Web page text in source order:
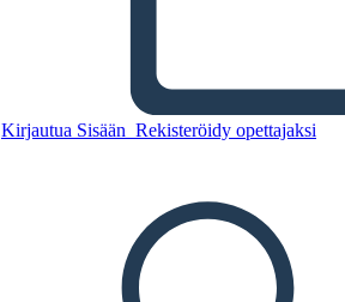
Kirjautua Sisään Rekisteröidy opettajaksi
Luna Listens
Kopioi tämä